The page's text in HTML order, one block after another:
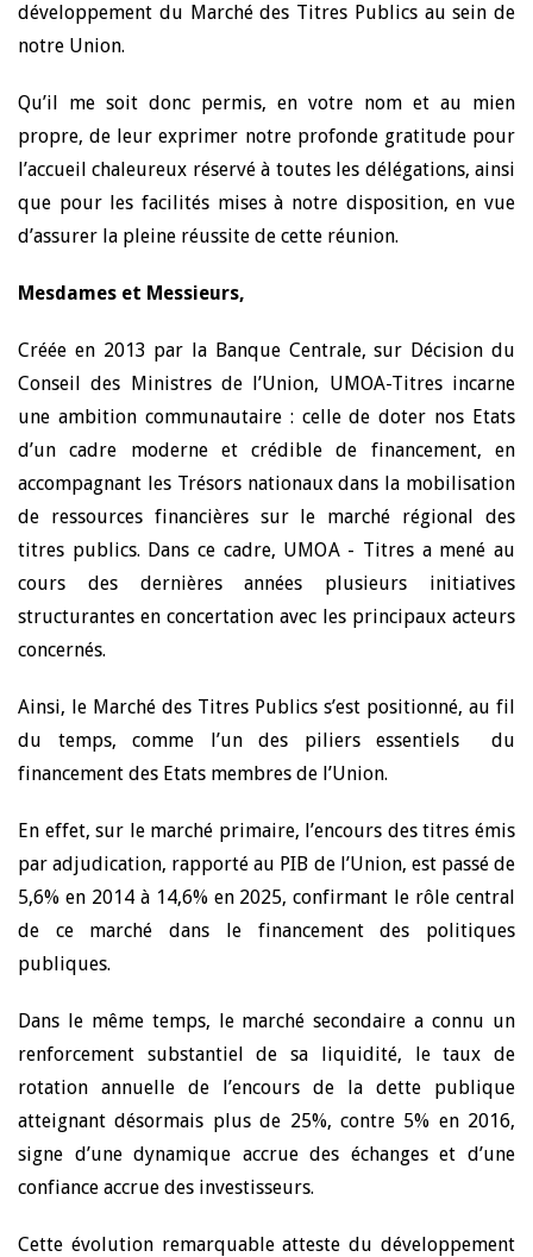
développement du Marché des Titres Publics au sein de
notre Union.
Qu’il me soit donc permis, en votre nom et au mien
propre, de leur exprimer notre profonde gratitude pour
l’accueil chaleureux réservé à toutes les délégations, ainsi
que pour les facilités mises à notre disposition, en vue
d’assurer la pleine réussite de cette réunion.
Mesdames et Messieurs,
Créée en 2013 par la Banque Centrale, sur Décision du
Conseil des Ministres de l’Union, UMOA-Titres incarne
une ambition communautaire : celle de doter nos Etats
d’un cadre moderne et crédible de financement, en
accompagnant les Trésors nationaux dans la mobilisation
de ressources financières sur le marché régional des
titres publics. Dans ce cadre, UMOA - Titres a mené au
cours des dernières années plusieurs initiatives
structurantes en concertation avec les principaux acteurs
concernés.
Ainsi, le Marché des Titres Publics s’est positionné, au fil
du temps, comme l’un des piliers essentiels du
financement des Etats membres de l’Union.
En effet, sur le marché primaire, l’encours des titres émis
par adjudication, rapporté au PIB de l’Union, est passé de
5,6% en 2014 à 14,6% en 2025, confirmant le rôle central
de ce marché dans le financement des politiques
publiques.
Dans le même temps, le marché secondaire a connu un
renforcement substantiel de sa liquidité, le taux de
rotation annuelle de l’encours de la dette publique
atteignant désormais plus de 25%, contre 5% en 2016,
signe d’une dynamique accrue des échanges et d’une
confiance accrue des investisseurs.
Cette évolution remarquable atteste du développement